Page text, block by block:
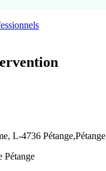
L-4736 Pétange,Pétange
Pétange